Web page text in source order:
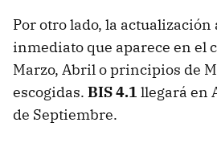
Por otro lado, la actualización
inmediato que aparece en el
Marzo, Abril o principios de
escogidas. BIS4.1 llegará en
de Septiembre.